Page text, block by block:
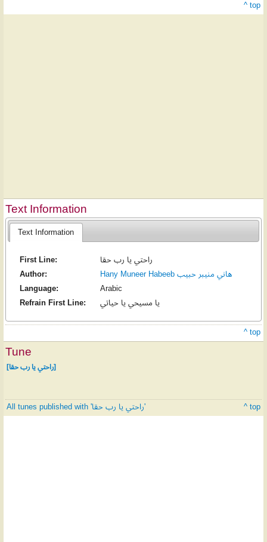
^ top
Text Information
Text Information
First Line:
راحتي يا رب حقا
Author:
Hany Muneer Habeeb هاني منيبر حبيب
Language:
Arabic
Refrain First Line:
يا مسيحي يا حياتي
^ top
Tune
[راحتي يا رب حقا]
All tunes published with 'راحتي يا رب حقا' ^ top